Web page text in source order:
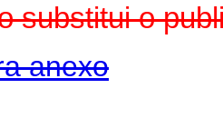
substitui o
anexo